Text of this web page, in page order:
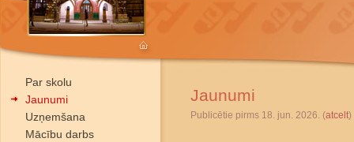
Par skolu
Jaunumi
Uzņemšana
Mācību darbs
Jaunumi
Publicētie pirms 18. jun. 2026. (atcelt)